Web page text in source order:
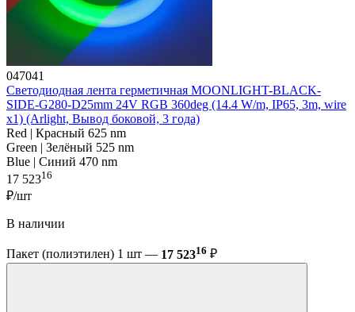
047041
Светодиодная лента герметичная MOONLIGHT-BLACK-
SIDE-G280-D25mm 24V RGB 360deg (14.4 W/m, IP65, 3m, wire
x1) (Arlight, Вывод боковой, 3 года)
Red | Красный 625 nm
Green | Зелёный 525 nm
Blue | Синий 470 nm
17 52316
₽/шт
В наличии
Пакет (полиэтилен) 1 шт — 17 52316 ₽